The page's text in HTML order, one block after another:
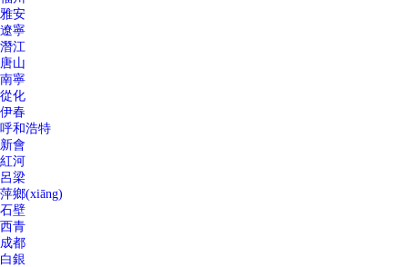
雅安
遼寧
潛江
唐山
南寧
從化
伊春
呼和浩特
新會
紅河
呂梁
萍鄉(xiāng)
石壁
西青
成都
白銀